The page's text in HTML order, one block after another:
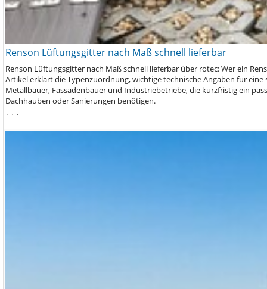
Renson Lüftungsgitter nach Maß schnell lieferbar
Renson Lüftungsgitter nach Maß schnell lieferbar über rotec: Wer ein
Artikel erklärt die Typenzuordnung, wichtige technische Angaben für
Metallbauer, Fassadenbauer und Industriebetriebe, die kurzfristig ein
Dachhauben oder Sanierungen benötigen.
```